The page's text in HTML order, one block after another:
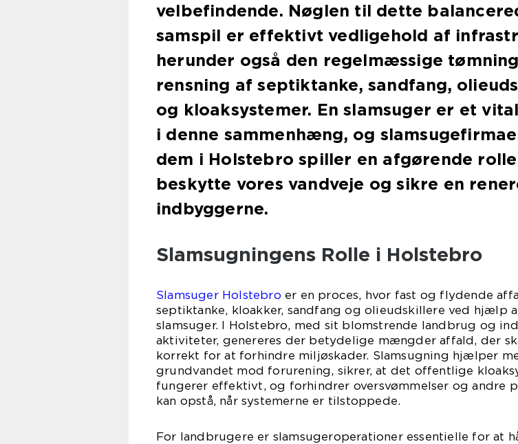
velbefindende. Nøglen til dette
samspil er effektivt vedligehold af
herunder også den regelmæssige
rensning af septiktanke, sandfang,
og kloaksystemer. En slamsuger er et
i denne sammenhæng, og
dem i Holstebro spiller en afgørende
beskytte vores vandveje og sikre en
indbyggerne.
Slamsugningens Rolle i Holstebro
Slamsuger Holstebro er en proces, hvor fast og flydende
septiktanke, kloakker, sandfang og olieudskillere ved hjælp
slamsuger. I Holstebro, med sit blomstrende landbrug og
aktiviteter, genereres der betydelige mængder affald, der
korrekt for at forhindre miljøskader. Slamsugning hjælper
grundvandet mod forurening, sikrer, at det offentlige
fungerer effektivt, og forhindrer oversvømmelser og andre
kan opstå, når systemerne er tilstoppede.
For landbrugere er slamsugeroperationer essentielle for at